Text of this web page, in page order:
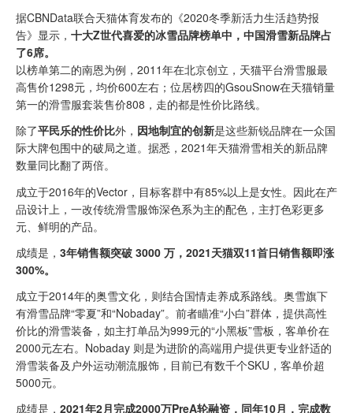
据CBNData联合天猫体育发布的《2020冬季新活力生活趋势报
告》显示， 十大Z世代喜爱的冰雪品牌榜单中，中国滑雪新品牌占
了6席。
以榜单第二的南恩为例，2011年在北京创立，天猫平台滑雪服最
高售价1298元，均价600左右；位居榜四的GsouSnow在天猫销量
第一的滑雪服套装售价808，走的都是性价比路线。
除了平民乐的性价比外， 因地制宜的创新是这些新锐品牌在一众国
际大牌包围中的破局之道。据悉，2021年天猫滑雪相关的新品牌
数量同比翻了两倍。
成立于2016年的Vector，目标客群中有85%以上是女性。因此在产
品设计上，一改传统滑雪服饰深色系为主的配色，主打色彩更多
元、鲜明的产品。
成绩是， 3年销售额突破 3000 万，2021天猫双11首日销售额即涨
300%。
成立于2014年的奥雪文化，则结合国情走养成系路线。奥雪旗下
有滑雪品牌“零夏”和“Nobaday”。前者瞄准“小白”群体，提供高性
价比的滑雪装备，如主打单品为999元的“小黑板”雪板，客单价在
2000元左右。Nobaday 则是为进阶的高端用户提供更专业舒适的
滑雪装备及户外运动潮流服饰，目前已有数千个SKU，客单价超
5000元。
成绩是， 2021年2月完成2000万PreA轮融资，同年10月，完成数